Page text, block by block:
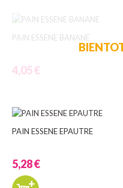
PAIN ESSENE BANANE
4,05 €
PAIN ESSENE EPAUTRE
5,28 €